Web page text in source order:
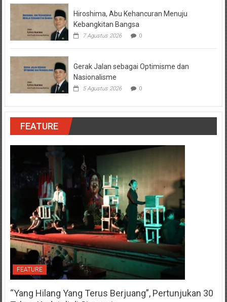
Hiroshima, Abu Kehancuran Menuju
Kebangkitan Bangsa
7 Agustus 2026 0
Gerak Jalan sebagai Optimisme dan
Nasionalisme
5 Agustus 2026 0
FEATURE
FEATURE
“Yang Hilang Yang Terus Berjuang”, Pertunjukan 30